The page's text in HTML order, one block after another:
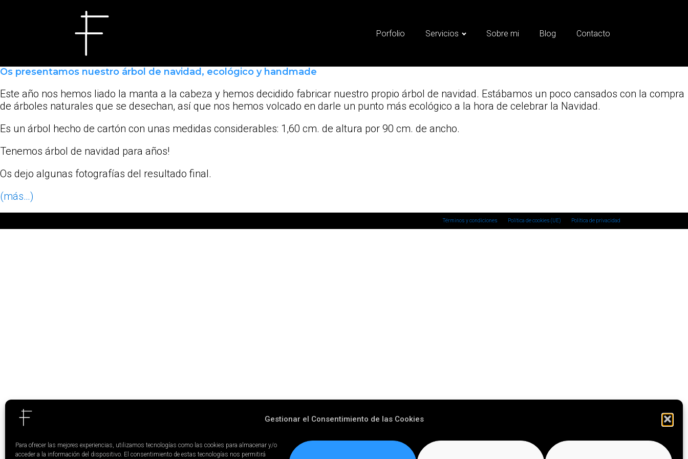
Gestionar el Consentimiento de las Cookies
Para ofrecer las mejores experiencias, utilizamos tecnologías como las cookies para almacenar y/o
acceder a la información del dispositivo. El consentimiento de estas tecnologías nos permitirá
Porfolio Servicios Sobre mi Blog Contacto
Os presentamos nuestro árbol de navidad, ecológico y handmade
Este año nos hemos liado la manta a la cabeza y hemos decidido fabricar nuestro propio árbol de navidad. Estábamos un poco cansados con la compra
de árboles naturales que se desechan, así que nos hemos volcado en darle un punto más ecológico a la hora de celebrar la Navidad.
Es un árbol hecho de cartón con unas medidas considerables: 1,60 cm. de altura por 90 cm. de ancho.
Tenemos árbol de navidad para años!
Os dejo algunas fotografías del resultado final.
(más…)
Términos y condiciones Política de cookies (UE) Política de privacidad